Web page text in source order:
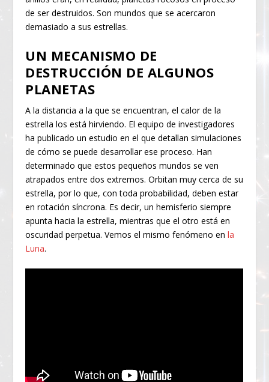
de ser destruidos. Son mundos que se acercaron
demasiado a sus estrellas.
UN MECANISMO DE
DESTRUCCIÓN DE ALGUNOS
PLANETAS
A la distancia a la que se encuentran, el calor de la
estrella los está hirviendo. El equipo de investigadores
ha publicado un estudio en el que detallan simulaciones
de cómo se puede desarrollar ese proceso. Han
determinado que estos pequeños mundos se ven
atrapados entre dos extremos. Orbitan muy cerca de su
estrella, por lo que, con toda probabilidad, deben estar
en rotación síncrona. Es decir, un hemisferio siempre
apunta hacia la estrella, mientras que el otro está en
oscuridad perpetua. Vemos el mismo fenómeno enla
Luna.